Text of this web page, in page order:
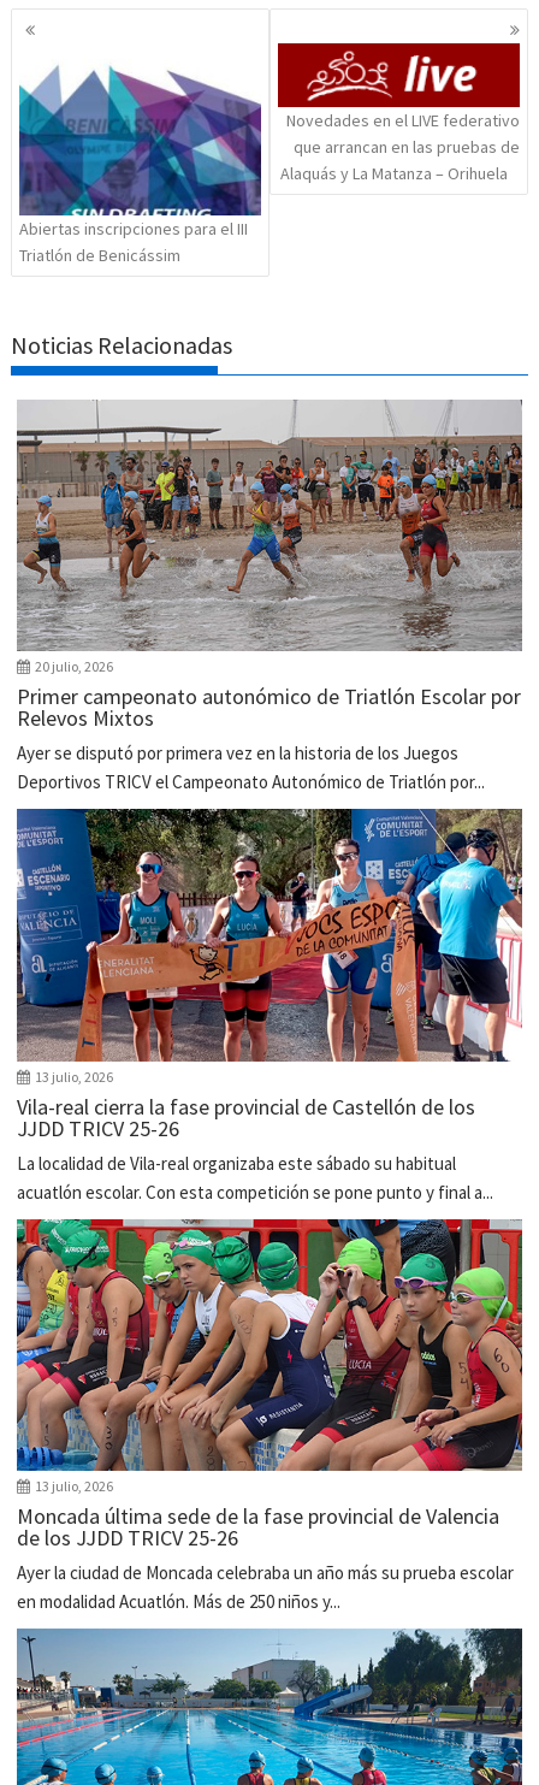
Navegación
entradas
Abiertas inscripciones para el III
Triatlón de Benicássim
Novedades en el LIVE federativo
que arrancan en las pruebas de
Alaquás y La Matanza – Orihuela
Noticias Relacionadas
20 julio, 2026
Primer campeonato autonómico de Triatlón Escolar por
Relevos Mixtos
Ayer se disputó por primera vez en la historia de los Juegos
Deportivos TRICV el Campeonato Autonómico de Triatlón por...
13 julio, 2026
Vila-real cierra la fase provincial de Castellón de los
JJDD TRICV 25-26
La localidad de Vila-real organizaba este sábado su habitual
acuatlón escolar. Con esta competición se pone punto y final a...
13 julio, 2026
Moncada última sede de la fase provincial de Valencia
de los JJDD TRICV 25-26
Ayer la ciudad de Moncada celebraba un año más su prueba escolar
en modalidad Acuatlón. Más de 250 niños y...